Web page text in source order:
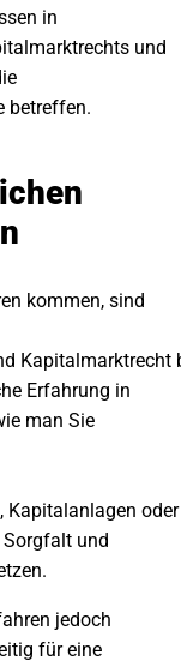
in
und
betreffen.
kommen, sind
Kapitalmarktrecht
Erfahrung in
man Sie
und
jedoch
für eine